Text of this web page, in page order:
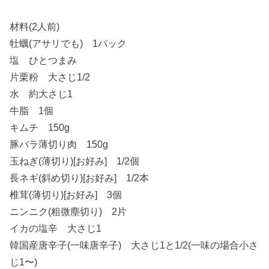
材料(2人前)
牡蠣(アサリでも) 1パック
塩 ひとつまみ
片栗粉 大さじ1/2
水 約大さじ1
牛脂 1個
キムチ 150g
豚バラ薄切り肉 150g
玉ねぎ(薄切り)[お好み] 1/2個
長ネギ(斜め切り)[お好み] 1/2本
椎茸(薄切り)[お好み] 3個
ニンニク(粗微塵切り) 2片
イカの塩辛 大さじ1
韓国産唐辛子(一味唐辛子) 大さじ1と1/2(一味の場合小さ
じ1〜)